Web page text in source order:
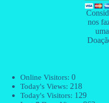
nos
uma
Online Visitors: 0
Today's Views: 218
Today's Visitors: 129